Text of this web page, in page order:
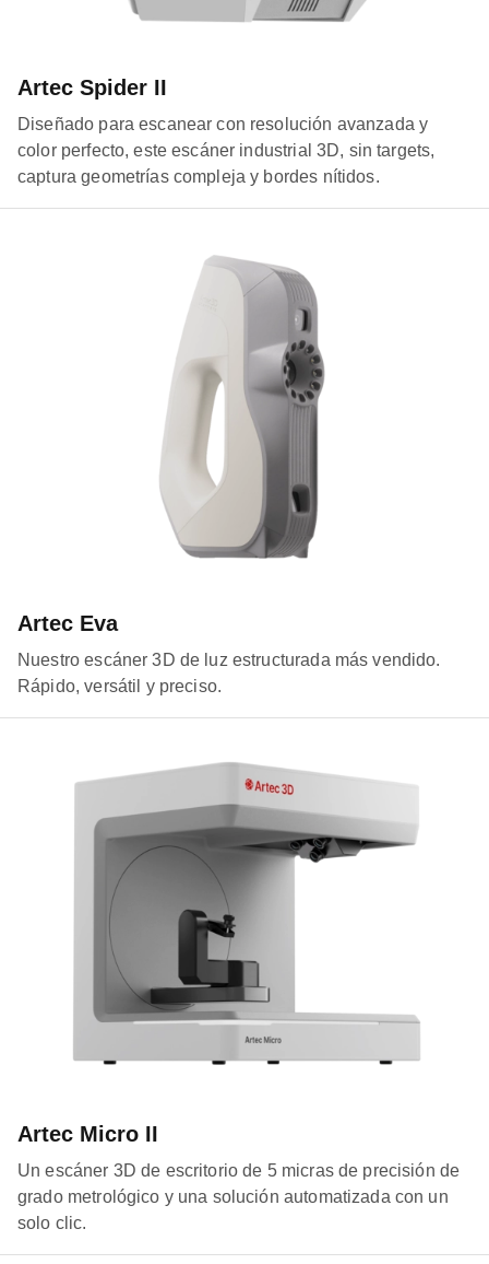
Artec Spider II
Diseñado para escanear con resolución avanzada y
color perfecto, este escáner industrial 3D, sin targets,
captura geometrías compleja y bordes nítidos.
Artec Eva
Nuestro escáner 3D de luz estructurada más vendido.
Rápido, versátil y preciso.
Artec Micro II
Un escáner 3D de escritorio de 5 micras de precisión de
grado metrológico y una solución automatizada con un
solo clic.